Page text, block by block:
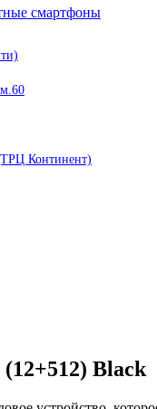
смартфоны
Континент)
Black